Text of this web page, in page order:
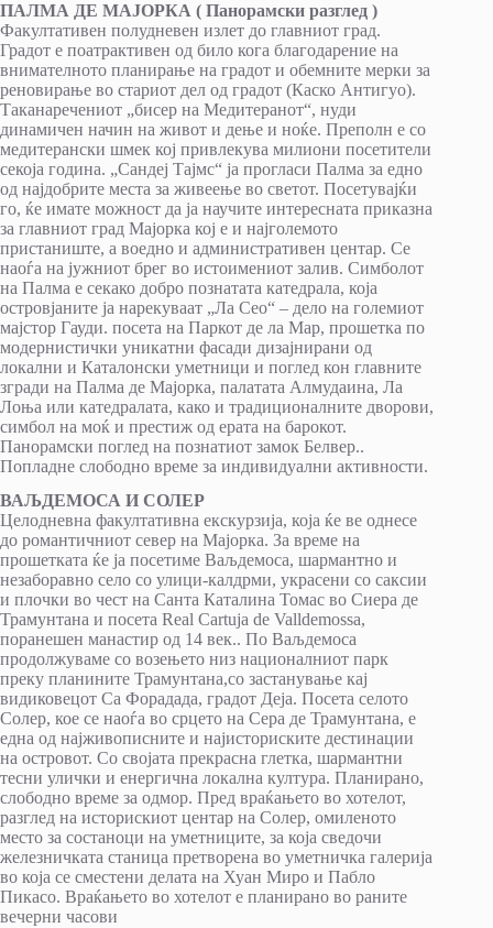
ПАЛМА ДЕ МАЈОРКА ( Панорамски разглед )
Факултативен полудневен излет до главниот град.
Градот е поатрактивен од било кога благодарение на
внимателното планирање на градот и обемните мерки за
реновирање во стариот дел од градот (Каско Антигуо).
Таканаречениот „бисер на Медитеранот“, нуди
динамичен начин на живот и дење и ноќе. Преполн е со
медитерански шмек кој привлекува милиони посетители
секоја година. „Сандеј Тајмс“ ја прогласи Палма за едно
од најдобрите места за живеење во светот. Посетувајќи
го, ќе имате можност да ja научите интересната приказна
за главниот град Мајорка кој е и најголемото
пристаниште, а воедно и административен центар. Се
наоѓа на јужниот брег во истоимениот залив. Симболот
на Палма е секако добро познатата катедрала, која
островјаните ја нарекуваат „Ла Сео“ – дело на големиот
мајстор Гауди. посета на Паркот де ла Мар, прошетка по
модернистички уникатни фасади дизајнирани од
локални и Каталонски уметници и поглед кон главните
згради на Палма де Мајорка, палатата Алмудаина, Ла
Лоња или катедралата, како и традиционалните дворови,
симбол на моќ и престиж од ерата на барокот.
Панорамски поглед на познатиот замок Белвер..
Попладне слободно време за индивидуални активности.
ВАЉДЕМОСА И СОЛЕР
Целодневна факултативна екскурзија, која ќе ве однесе
до романтичниот север на Мајорка. За време на
прошетката ќе ja посетиме Ваљдемоса, шармантно и
незаборавно село со улици-калдрми, украсени со саксии
и плочки во чест на Санта Каталина Томас во Сиера де
Трамунтана и посета Real Cartuja de Valldemossa,
поранешен манастир од 14 век.. По Ваљдемоса
продолжуваме со возењето низ националниот парк
преку планините Трамунтана,со застанување кај
видиковецот Са Форадада, градот Деја. Посета селото
Солер, кое се наоѓа во срцето на Сера де Трамунтана, е
една од најживописните и најисториските дестинации
на островот. Со својата прекрасна глетка, шармантни
тесни улички и енергична локална култура. Планирано,
слободно време за одмор. Пред враќањето во хотелот,
разглед на историскиот центар на Солер, омиленото
место за состаноци на уметниците, за која сведочи
железничката станица претворена во уметничка галерија
во која се сместени делата на Хуан Миро и Пабло
Пикасо. Враќањето во хотелот е планирано во раните
вечерни часови